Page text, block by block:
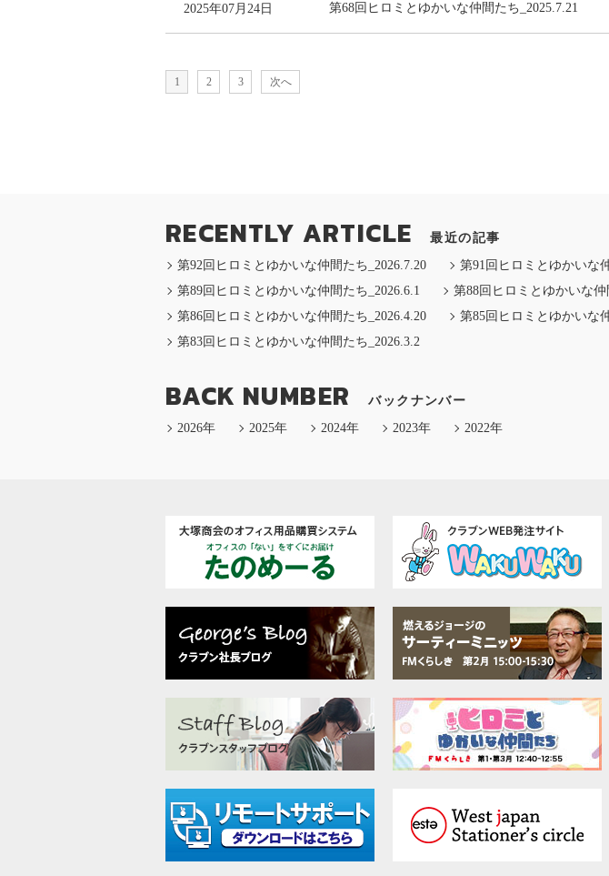
第68回ヒロミとゆかいな仲間たち_2025.7.21
2025年07月24日
1 2 3 次へ
RECENTLY ARTICLE
最近の記事
第92回ヒロミとゆかいな仲間たち_2026.7.20
第91回ヒロミとゆかいな
第89回ヒロミとゆかいな仲間たち_2026.6.1
第88回ヒロミとゆかいな仲
第86回ヒロミとゆかいな仲間たち_2026.4.20
第85回ヒロミとゆかいな
第83回ヒロミとゆかいな仲間たち_2026.3.2
BACK NUMBER
バックナンバー
2026年
2025年 2024年 2023年 2022年